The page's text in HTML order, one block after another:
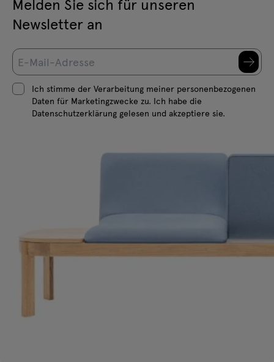
Melden Sie sich für unseren
Newsletter an
Ich stimme der Verarbeitung meiner personenbezogenen
Daten für Marketingzwecke zu. Ich habe die
Datenschutzerklärung gelesen und akzeptiere sie.